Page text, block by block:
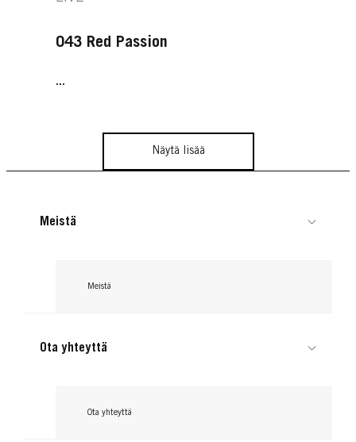
043 Red Passion
...
Näytä lisää
Meistä
Meistä
Ota yhteyttä
Ota yhteyttä